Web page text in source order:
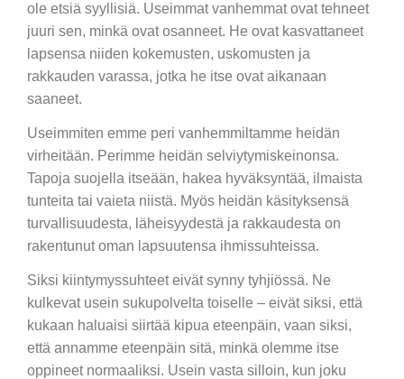
ole etsiä syyllisiä. Useimmat vanhemmat ovat tehneet
juuri sen, minkä ovat osanneet. He ovat kasvattaneet
lapsensa niiden kokemusten, uskomusten ja
rakkauden varassa, jotka he itse ovat aikanaan
saaneet.
Useimmiten emme peri vanhemmiltamme heidän
virheitään. Perimme heidän selviytymiskeinonsa.
Tapoja suojella itseään, hakea hyväksyntää, ilmaista
tunteita tai vaieta niistä. Myös heidän käsityksensä
turvallisuudesta, läheisyydestä ja rakkaudesta on
rakentunut oman lapsuutensa ihmissuhteissa.
Siksi kiintymyssuhteet eivät synny tyhjiössä. Ne
kulkevat usein sukupolvelta toiselle – eivät siksi, että
kukaan haluaisi siirtää kipua eteenpäin, vaan siksi,
että annamme eteenpäin sitä, minkä olemme itse
oppineet normaaliksi. Usein vasta silloin, kun joku